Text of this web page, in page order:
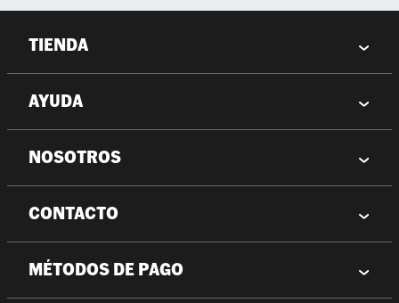
TIENDA
AYUDA
NOSOTROS
CONTACTO
MÉTODOS DE PAGO